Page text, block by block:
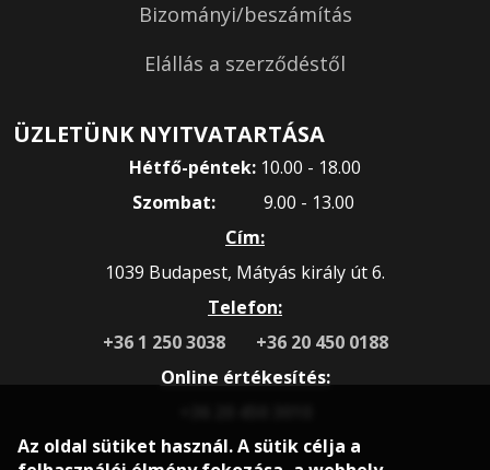
Bizományi/beszámítás
Elállás a szerződéstől
ÜZLETÜNK NYITVATARTÁSA
Hétfő-péntek: 10.00 - 18.00
Szombat:
9.00 - 13.00
Cím:
1039 Budapest, Mátyás király út 6.
Telefon:
+36 1 250 3038
+36 20 450 0188
Online értékesítés:
Az oldal sütiket használ. A sütik célja a